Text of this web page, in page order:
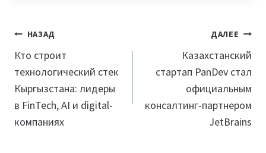
Навигация
по
записям
НАЗАД
Кто строит
технологический стек
Кыргызстана: лидеры
в FinTech, AI и digital-
компаниях
ДАЛЕЕ
Казахстанский
стартап PanDev стал
официальным
консалтинг-партнером
JetBrains